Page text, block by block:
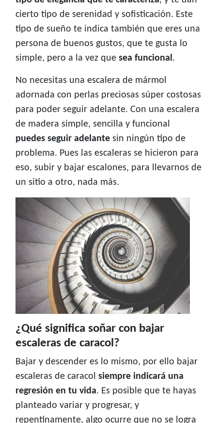
cierto tipo de serenidad y sofisticación. Este
tipo de sueño te indica también que eres una
persona de buenos gustos, que te gusta lo
simple, pero a la vez que sea funcional.
No necesitas una escalera de mármol
adornada con perlas preciosas súper costosas
para poder seguir adelante. Con una escalera
de madera simple, sencilla y funcional
puedes seguir adelante sin ningún tipo de
problema. Pues las escaleras se hicieron para
eso, subir y bajar escalones, para llevarnos de
un sitio a otro, nada más.
¿Qué significa soñar con bajar
escaleras de caracol?
Bajar y descender es lo mismo, por ello bajar
escaleras de caracol siempre indicará una
regresión en tu vida. Es posible que te hayas
planteado variar y progresar, y
repentinamente, algo ocurre que no se logra